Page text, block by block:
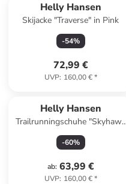
Helly Hansen
Skijacke "Traverse" in Pink
-54%
72,99 €
UVP: 160,00 €*
Helly Hansen
Trailrunningschuhe "Skyhawk
TR" in Pink
-60%
ab: 63,99 €
UVP: 160,00 €*